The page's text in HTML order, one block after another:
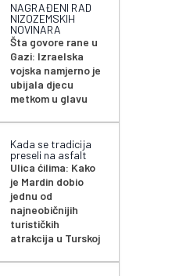
NAGRAĐENI RAD
NIZOZEMSKIH
NOVINARA
Šta govore rane u
Gazi: Izraelska
vojska namjerno je
ubijala djecu
metkom u glavu
Kada se tradicija
preseli na asfalt
Ulica ćilima: Kako
je Mardin dobio
jednu od
najneobičnijih
turističkih
atrakcija u Turskoj